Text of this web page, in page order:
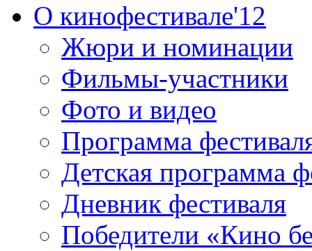
О кинофестивале'12
Жюри и номинации
Фильмы-участники
Фото и видео
Программа
Детская программа
Дневник фестиваля
Победители «Кино